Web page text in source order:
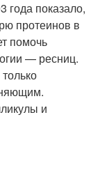
года показало,
протеинов в
помочь
— ресниц.
и